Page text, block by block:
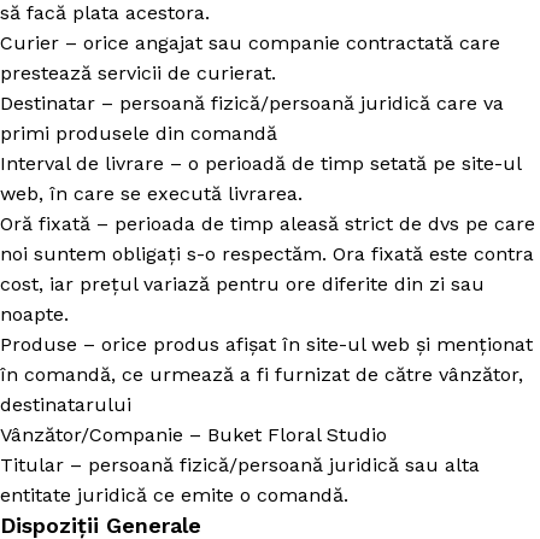
să facă plata acestora.
Curier – orice angajat sau companie contractată care
prestează servicii de curierat.
Destinatar – persoană fizică/persoană juridică care va
primi produsele din comandă
Interval de livrare – o perioadă de timp setată pe site-ul
web, în care se execută livrarea.
Oră fixată – perioada de timp aleasă strict de dvs pe care
noi suntem obligați s-o respectăm. Ora fixată este contra
cost, iar prețul variază pentru ore diferite din zi sau
noapte.
Produse – orice produs afișat în site-ul web și menționat
în comandă, ce urmează a fi furnizat de către vânzător,
destinatarului
Vânzător/Companie – Buket Floral Studio
Titular – persoană fizică/persoană juridică sau alta
entitate juridică ce emite o comandă.
Dispoziții Generale